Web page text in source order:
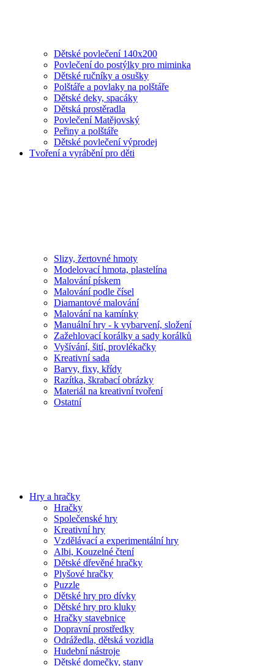
Dětské povlečení 140x200
Povlečení do postýlky pro miminka
Dětské ručníky a osušky
Polštáře a povlaky na polštáře
Dětské deky, spacáky
Dětská prostěradla
Povlečení Matějovský
Peřiny a polštáře
Dětské povlečení výprodej
Tvoření a vyrábění pro děti
Slizy, žertovné hmoty
Modelovací hmota, plastelína
Malování pískem
Malování podle čísel
Diamantové malování
Malování na kamínky
Manuální hry - k vybarvení, složení
Zažehlovací korálky a sady korálků
Vyšívání, šití, provlékačky
Kreativní sada
Barvy, fixy, křídy
Razítka, škrabací obrázky
Materiál na kreativní tvoření
Ostatní
Hry a hračky
Hračky
Společenské hry
Kreativní hry
Vzdělávací a experimentální hry
Albi, Kouzelné čtení
Dětské dřevěné hračky
Plyšové hračky
Puzzle
Dětské hry pro dívky
Dětské hry pro kluky
Hračky stavebnice
Dopravní prostředky
Odrážedla, dětská vozidla
Hudební nástroje
Dětské domečky, stany